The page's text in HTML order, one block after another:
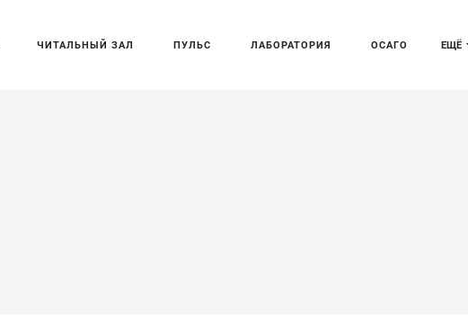
ЕЩЁ
ЧИТАЛЬНЫЙ ЗАЛ ПУЛЬС ЛАБОРАТОРИЯ ОСАГО